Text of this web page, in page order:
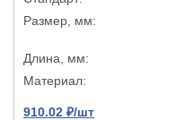
910.02 ₽/шт